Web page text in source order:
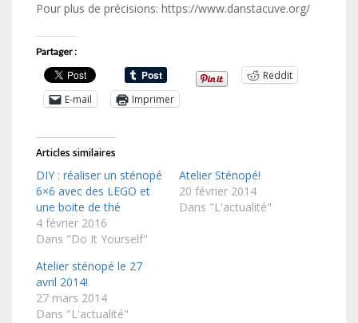
Pour plus de précisions: https://www.danstacuve.org/
Partager :
Reddit
E-mail
Imprimer
Articles similaires
DIY : réaliser un sténopé
6×6 avec des LEGO et
une boite de thé
4 février 2016
Dans "Do It Yourself"
Atelier Sténopé!
20 février 2014
Dans "L'actualité"
Atelier sténopé le 27
avril 2014!
27 mars 2014
Dans "L'actualité"